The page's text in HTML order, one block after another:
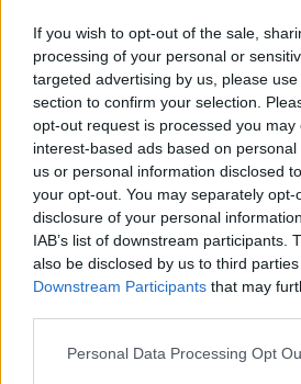
If you wish to opt-out of the sale,
processing of your personal or
targeted advertising by us, please
section to confirm your selection.
opt-out request is processed you may
interest-based ads based on
us or personal information disclosed
your opt-out. You may separately
disclosure of your personal
IAB’s list of downstream participants.
also be disclosed by us to third
Downstream Participants that may
Personal Data Processing Opt
EVENTI
Tra stelle, trekking
enogastronomia e
Lorenzo. Dove
cadenti in Lombardia